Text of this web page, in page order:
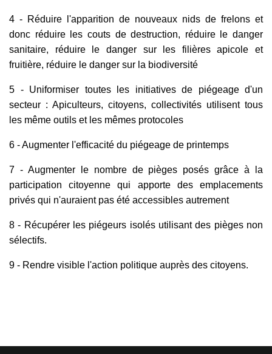
4 - Réduire l'apparition de nouveaux nids de frelons et
donc réduire les couts de destruction, réduire le danger
sanitaire, réduire le danger sur les filières apicole et
fruitière, réduire le danger sur la biodiversité
5 - Uniformiser toutes les initiatives de piégeage d'un
secteur : Apiculteurs, citoyens, collectivités utilisent tous
les même outils et les mêmes protocoles
6 - Augmenter l'efficacité du piégeage de printemps
7 - Augmenter le nombre de pièges posés grâce à la
participation citoyenne qui apporte des emplacements
privés qui n'auraient pas été accessibles autrement
8 - Récupérer les piégeurs isolés utilisant des pièges non
sélectifs.
9 - Rendre visible l'action politique auprès des citoyens.